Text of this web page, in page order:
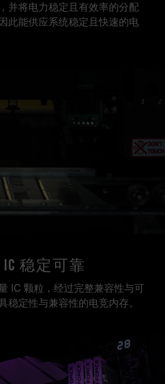
并将电力稳定且有效率的分配
此能供应系统稳定且快速的电
稳定可靠
IC 颗粒，经过完整兼容性与可
稳定性与兼容性的电竞内存。